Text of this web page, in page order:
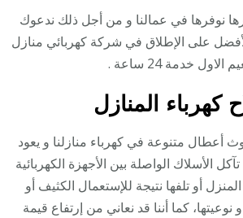
نوفرها في عمالنا و من أجل ذلك ندعوك
الأفضل على الإطلاق في شركة كهربائي منازل
خدمة 24 ساعة .
كهرباء المنازل
أعطال متنوعة في كهرباء منازلنا و يعود
الأسلاك الواصلة بين الأجهزة الكهربائية
أو تلفها نتيجة للإستعمال الكثيف أو
كما أننا قد نعاني من إرتفاع قيمة